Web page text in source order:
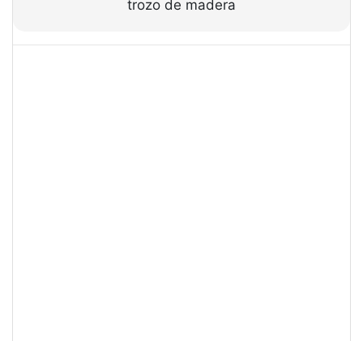
trozo de madera